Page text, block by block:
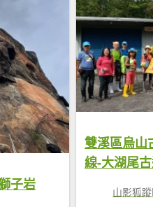
子岩
雙溪區烏山
線-大湖尾
山影狐